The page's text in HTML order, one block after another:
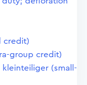
credit)
group credit)
(small-